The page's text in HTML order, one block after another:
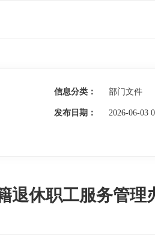
信息分类： 部门文件
发布日期： 2026-06-03
退休职工服务管理